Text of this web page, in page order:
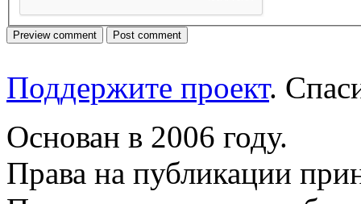
Поддержите проект.
Основан в 2006 году.
Права на публикации